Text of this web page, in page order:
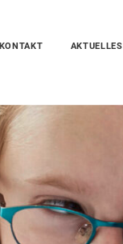
KONTAKT AKTUELLES